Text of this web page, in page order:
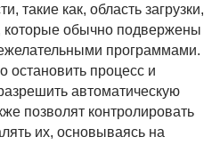
такие как, область загрузки,
которые обычно подвержены
программами.
остановить процесс и
автоматическую
позволят контролировать
их, основываясь на